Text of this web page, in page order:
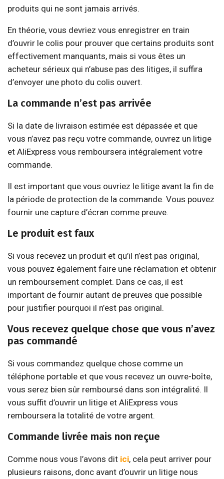
produits qui ne sont jamais arrivés.
En théorie, vous devriez vous enregistrer en train
d’ouvrir le colis pour prouver que certains produits sont
effectivement manquants, mais si vous êtes un
acheteur sérieux qui n’abuse pas des litiges, il suffira
d’envoyer une photo du colis ouvert.
La commande n’est pas arrivée
Si la date de livraison estimée est dépassée et que
vous n’avez pas reçu votre commande, ouvrez un litige
et AliExpress vous remboursera intégralement votre
commande.
Il est important que vous ouvriez le litige avant la fin de
la période de protection de la commande. Vous pouvez
fournir une capture d’écran comme preuve.
Le produit est faux
Si vous recevez un produit et qu’il n’est pas original,
vous pouvez également faire une réclamation et obtenir
un remboursement complet. Dans ce cas, il est
important de fournir autant de preuves que possible
pour justifier pourquoi il n’est pas original.
Vous recevez quelque chose que vous n’avez
pas commandé
Si vous commandez quelque chose comme un
téléphone portable et que vous recevez un ouvre-boîte,
vous serez bien sûr remboursé dans son intégralité. Il
vous suffit d’ouvrir un litige et AliExpress vous
remboursera la totalité de votre argent.
Commande livrée mais non reçue
Comme nous vous l’avons dit ici, cela peut arriver pour
plusieurs raisons, donc avant d’ouvrir un litige nous